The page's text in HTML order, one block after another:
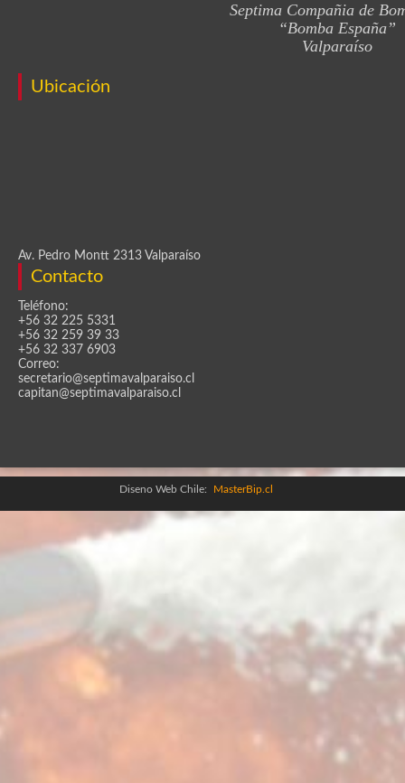
Septima Compañia de
“Bomba España”
Valparaíso
Ubicación
Av. Pedro Montt 2313 Valparaíso
Contacto
Teléfono:
+56 32 225 5331
+56 32 259 39 33
+56 32 337 6903
Correo:
secretario@septimavalparaiso.cl
capitan@septimavalparaiso.cl
Diseno Web Chile: MasterBip.cl